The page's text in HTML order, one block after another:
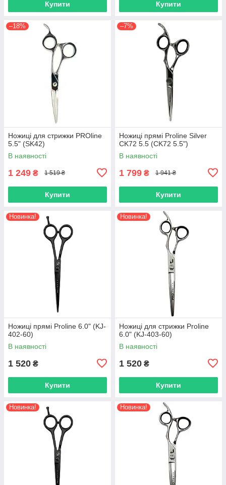
Купити Купити
–18%
Ножиці для стрижки PROline
5.5" (SK42)
В наявності
1 249 ₴ 1 519 ₴
Купити
–7%
Ножиці прямі Proline Silver
CK72 5.5 (CK72 5.5")
В наявності
1 799 ₴ 1 941 ₴
Купити
Новинка!
Ножиці прямі Proline 6.0" (KJ-
402-60)
В наявності
1 520 ₴
Купити
Новинка!
Ножиці для стрижки Proline
6.0" (KJ-403-60)
В наявності
1 520 ₴
Купити
Новинка! Новинка!